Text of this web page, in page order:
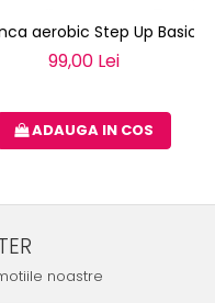
aerobic Step Up Basic
99,00 Lei
ADAUGA IN COS
noastre